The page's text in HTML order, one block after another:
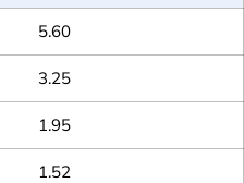
5.60
3.25
1.95
1.52